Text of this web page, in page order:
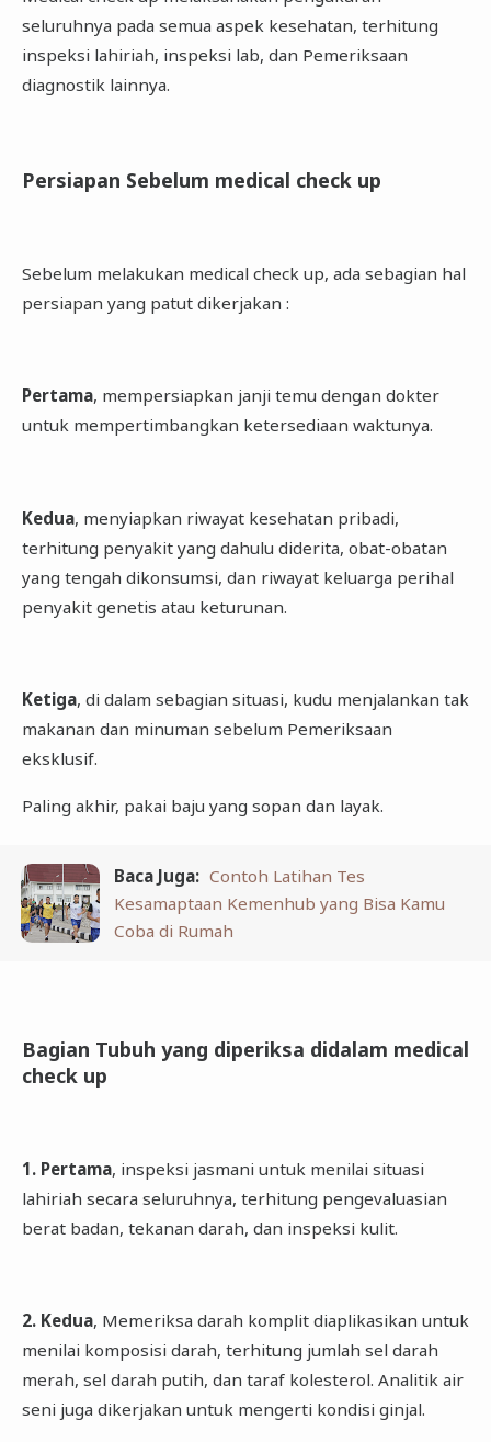
seluruhnya pada semua aspek kesehatan, terhitung
inspeksi lahiriah, inspeksi lab, dan Pemeriksaan
diagnostik lainnya.
Persiapan Sebelum medical check up
Sebelum melakukan medical check up, ada sebagian hal
persiapan yang patut dikerjakan :
Pertama, mempersiapkan janji temu dengan dokter
untuk mempertimbangkan ketersediaan waktunya.
Kedua, menyiapkan riwayat kesehatan pribadi,
terhitung penyakit yang dahulu diderita, obat-obatan
yang tengah dikonsumsi, dan riwayat keluarga perihal
penyakit genetis atau keturunan.
Ketiga, di dalam sebagian situasi, kudu menjalankan tak
makanan dan minuman sebelum Pemeriksaan
eksklusif.
Paling akhir, pakai baju yang sopan dan layak.
Baca Juga: Contoh Latihan Tes
Kesamaptaan Kemenhub yang Bisa Kamu
Coba di Rumah
Bagian Tubuh yang diperiksa didalam medical
check up
1. Pertama, inspeksi jasmani untuk menilai situasi
lahiriah secara seluruhnya, terhitung pengevaluasian
berat badan, tekanan darah, dan inspeksi kulit.
2. Kedua, Memeriksa darah komplit diaplikasikan untuk
menilai komposisi darah, terhitung jumlah sel darah
merah, sel darah putih, dan taraf kolesterol. Analitik air
seni juga dikerjakan untuk mengerti kondisi ginjal.